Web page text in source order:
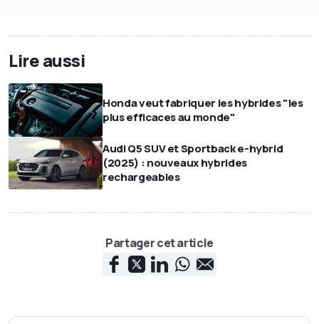
Lire aussi
Honda veut fabriquer les hybrides "les
plus efficaces au monde"
Audi Q5 SUV et Sportback e-hybrid
(2025) : nouveaux hybrides
rechargeables
Partager cet article